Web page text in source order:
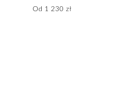
Od 1 230 zł